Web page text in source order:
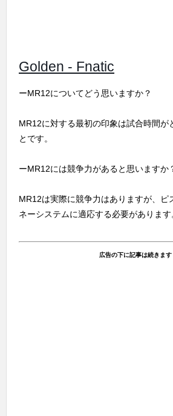
Golden - Fnatic
ーMR12についてどう思いますか？
MR12に対する最初の印象は試合時間が
とです。
ーMR12には競争力があると思いますか
MR12は実際に競争力はありますが、ピ
ネーシステムに適応する必要があります
広告の下に記事は続きます